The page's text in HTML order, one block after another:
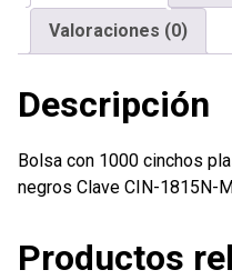
150x2.5
cantidad
Valoraciones (0)
Descripción
Bolsa con 1000 cinchos
negros Clave CIN-1815N-
Productos